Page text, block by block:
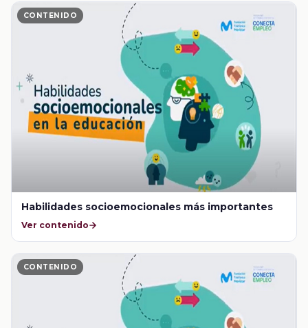
CONTENIDO
Habilidades socioemocionales más importantes
Ver contenido
CONTENIDO